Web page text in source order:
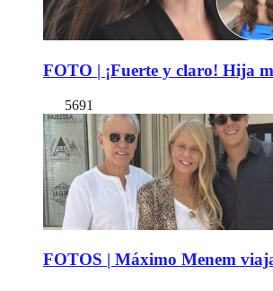
FOTO | ¡Fuerte y claro! Hija
5691
FOTOS | Máximo Menem